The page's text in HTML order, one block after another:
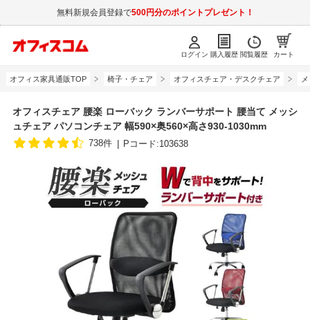
無料新規会員登録で500円分のポイントプレゼント！
ログイン 購入履歴 閲覧履歴 カート
オフィス家具通販TOP 椅子・チェア オフィスチェア・デスクチェア
オフィスチェア 腰楽 ローバック ランバーサポート 腰当て メッシ
ュチェア パソコンチェア 幅590×奥560×高さ930-1030mm
738件 Pコード:103638